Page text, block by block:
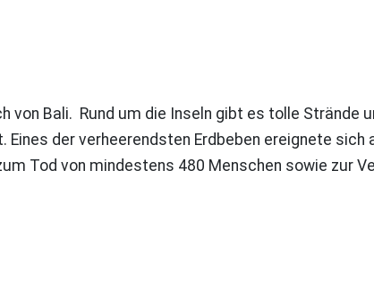
von Bali. Rund um die Inseln gibt es tolle
der verheerendsten Erdbeben ereignete
Tod von mindestens 480 Menschen sowie zur